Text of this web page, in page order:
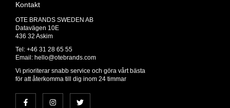
Kontakt
OTE BRANDS SWEDEN AB
Datavägen 10E
436 32 Askim
Tel: +46 31 28 65 55
Email: hello@otebrands.com
Vi prioriterar snabb service och göra vårt bästa
för att återkomma till dig inom 24 timmar